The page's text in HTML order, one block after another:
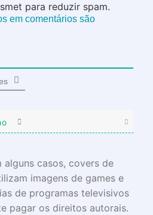
para reduzir spam.
em comentários são
alguns casos, covers de
imagens de games e
de programas televisivos
pagar os direitos autorais.